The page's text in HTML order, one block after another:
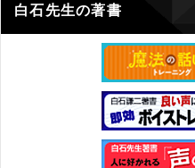
白石先生の著書